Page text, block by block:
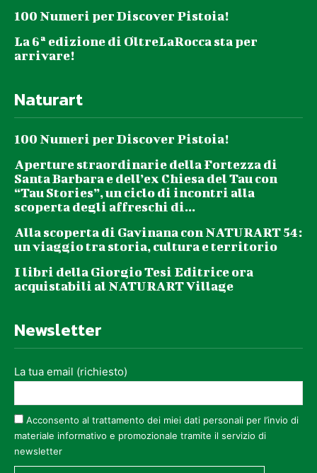
100 Numeri per Discover Pistoia!
La 6ª edizione di OltreLaRocca sta per
arrivare!
Naturart
100 Numeri per Discover Pistoia!
Aperture straordinarie della Fortezza di
Santa Barbara e dell’ex Chiesa del Tau con
“Tau Stories”, un ciclo di incontri alla
scoperta degli affreschi di...
Alla scoperta di Gavinana con NATURART 54:
un viaggio tra storia, cultura e territorio
I libri della Giorgio Tesi Editrice ora
acquistabili al NATURART Village
Newsletter
La tua email (richiesto)
Acconsento al trattamento dei miei dati personali per l’invio di
materiale informativo e promozionale tramite il servizio di
newsletter